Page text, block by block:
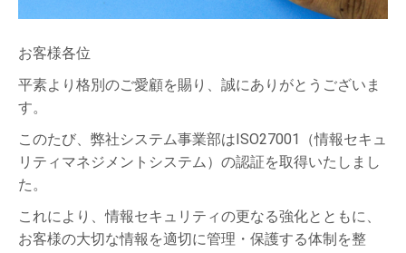
お客様各位
平素より格別のご愛顧を賜り、誠にありがとうございま
す。
このたび、弊社システム事業部はISO27001（情報セキュ
リティマネジメントシステム）の認証を取得いたしまし
た。
これにより、情報セキュリティの更なる強化とともに、
お客様の大切な情報を適切に管理・保護する体制を整